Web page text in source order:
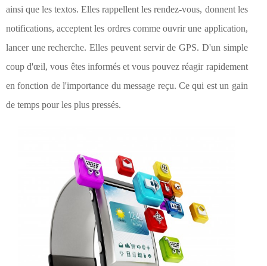
ainsi que les textos. Elles rappellent les rendez-vous, donnent les
notifications, acceptent les ordres comme ouvrir une application,
lancer une recherche. Elles peuvent servir de GPS. D'un simple
coup d'œil, vous êtes informés et vous pouvez réagir rapidement
en fonction de l'importance du message reçu. Ce qui est un gain
de temps pour les plus pressés.